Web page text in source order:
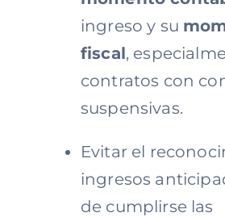
ingreso y su
fiscal,
contratos con
suspensivas.
Evitar el
ingresos
de cumplirse las